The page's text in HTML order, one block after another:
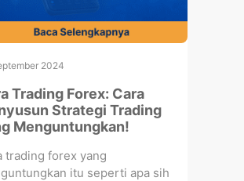
2024
Trading Forex: Cara
Strategi Trading
Menguntungkan!
trading forex yang
itu seperti apa sih